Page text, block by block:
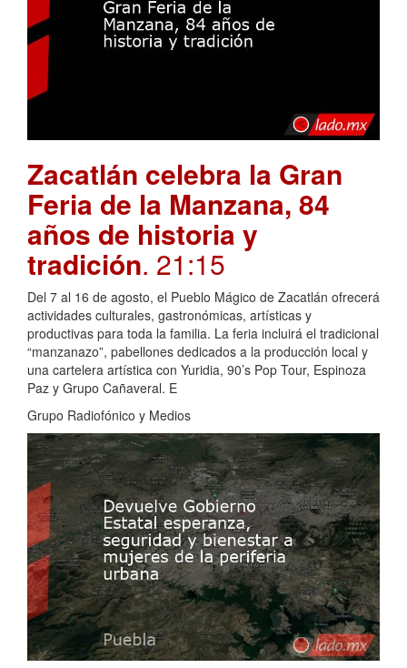
Zacatlán celebra la Gran
Feria de la Manzana, 84
años de historia y
tradición. 21:15
Del 7 al 16 de agosto, el Pueblo Mágico de Zacatlán ofrecerá
actividades culturales, gastronómicas, artísticas y
productivas para toda la familia. La feria incluirá el tradicional
“manzanazo”, pabellones dedicados a la producción local y
una cartelera artística con Yuridia, 90’s Pop Tour, Espinoza
Paz y Grupo Cañaveral. E
Grupo Radiofónico y Medios